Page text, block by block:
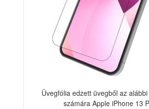
Üvegfólia edzett üvegből az
számára Apple iPhone 13